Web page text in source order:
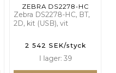
ZEBRA DS2278-HC
Zebra DS2278-HC, BT,
2D, kit (USB), vit
2 542 SEK/styck
I lager: 39